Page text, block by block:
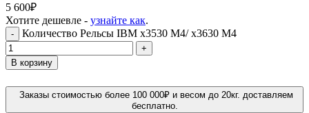
5 600₽
Хотите дешевле - узнайте как.
- Количество Рельсы IBM x3530 M4/ x3630 M4
+
В корзину
Заказы стоимостью более 100 000₽ и весом до 20кг. доставляем
бесплатно.